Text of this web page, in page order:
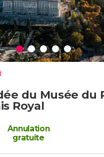
du Musée du
Royal
Annulation
gratuite